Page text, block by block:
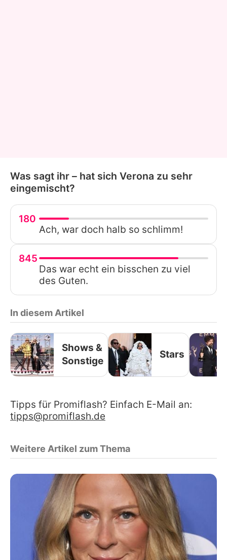
Was sagt ihr – hat sich Verona zu sehr
eingemischt?
180
Ach, war doch halb so schlimm!
845
Das war echt ein bisschen zu viel
des Guten.
In diesem Artikel
Shows &
Sonstige
Stars
Tipps für Promiflash? Einfach E-Mail an:
tipps@promiflash.de
Weitere Artikel zum Thema